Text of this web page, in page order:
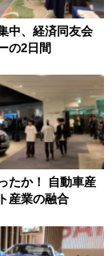
中、経済同友会
の2日間
たか！ 自動車産
産業の融合